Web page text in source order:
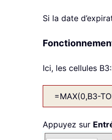
Si la date
Ici, les cellules
=MAX(0,B3-
Appuyez sur